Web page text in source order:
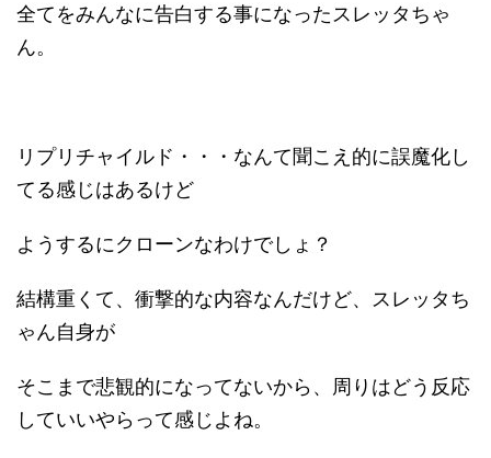
全てをみんなに告白する事になったスレッタちゃ
ん。
リプリチャイルド・・・なんて聞こえ的に誤魔化し
てる感じはあるけど
ようするにクローンなわけでしょ？
結構重くて、衝撃的な内容なんだけど、スレッタち
ゃん自身が
そこまで悲観的になってないから、周りはどう反応
していいやらって感じよね。